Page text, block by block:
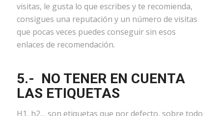
visitas, le gusta lo que escribes y te recomienda,
consigues una reputación y un número de visitas
que pocas veces puedes conseguir sin esos
enlaces de recomendación.
5.- NO TENER EN CUENTA
LAS ETIQUETAS
H1, h2… son etiquetas que por defecto, sobre todo